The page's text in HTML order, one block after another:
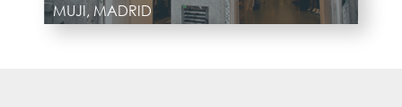
MUJI, MADRID